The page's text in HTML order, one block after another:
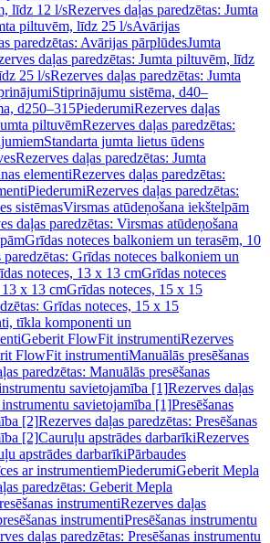
līdz 12 l/sRezerves daļas paredzētas: Jumta
piltuvēm, līdz 25 l/sAvārijas
paredzētas: Avārijas pārplūdesJumta
daļas paredzētas: Jumta piltuvēm, līdz
25 l/sRezerves daļas paredzētas: Jumta
Stiprinājumu sistēma, d40–
d250–315PiederumiRezerves daļas
piltuvēmRezerves daļas paredzētas:
Standarta jumta lietus ūdens
Rezerves daļas paredzētas: Jumta
elementiRezerves daļas paredzētas:
PiederumiRezerves daļas paredzētas:
sistēmasVirsmas atūdeņošana iekštelpām
daļas paredzētas: Virsmas atūdeņošana
Grīdas noteces balkoniem un terasēm, 10
paredzētas: Grīdas noteces balkoniem un
noteces, 13 x 13 cmGrīdas noteces
x 13 cmGrīdas noteces, 15 x 15
Grīdas noteces, 15 x 15
tīkla komponenti un
Geberit FlowFit instrumentiRezerves
FlowFit instrumentiManuālās presēšanas
paredzētas: Manuālās presēšanas
savietojamība [1]Rezerves daļas
instrumentu savietojamība [1]Presēšanas
[2]Rezerves daļas paredzētas: Presēšanas
[2]Cauruļu apstrādes darbarīkiRezerves
apstrādes darbarīkiPārbaudes
ar instrumentiemPiederumiGeberit Mepla
paredzētas: Geberit Mepla
instrumentiRezerves daļas
instrumentiPresēšanas instrumentu
daļas paredzētas: Presēšanas instrumentu